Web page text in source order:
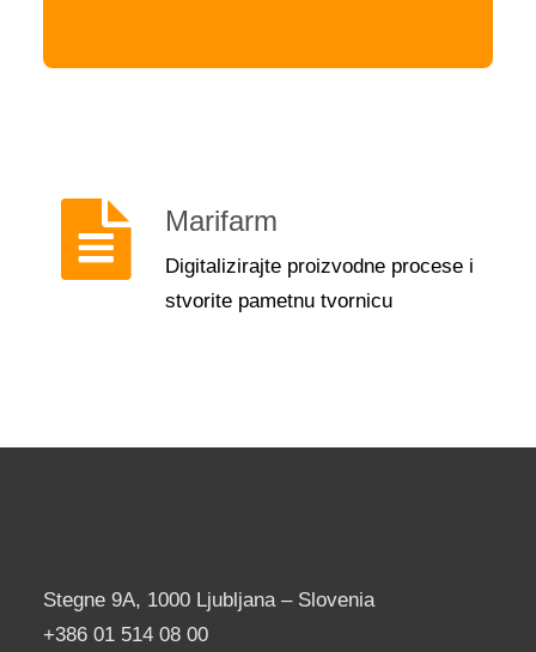
Marifarm
Digitalizirajte proizvodne procese i
stvorite pametnu tvornicu
Stegne 9A, 1000 Ljubljana – Slovenia
+386 01 514 08 00